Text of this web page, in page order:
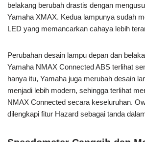
belakang berubah drastis dengan
Yamaha XMAX. Kedua lampunya sudah
LED yang memancarkan cahaya lebih
Perubahan desain lampu depan dan
Yamaha NMAX Connected ABS terlihat
hanya itu, Yamaha juga merubah desain
menjadi lebih modern, sehingga terlihat
NMAX Connected secara keseluruhan.
dilengkapi fitur Hazard sebagai tanda